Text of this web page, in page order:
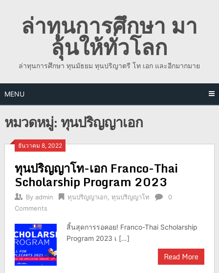
contentล่าทุนการศึกษา มา
ลุ้นให้ทั่วโลก
ล่าทุนการศึกษา ทุนมัธยม ทุนปริญาตรี โท เอก และอีกมากมาย
MENU
หมวดหมู่:ทุนปริญญาเอก
ธันวาคม 8, 2022
ทุนปริญญาโท-เอก Franco-Thai
Scholarship Program 2023
By admin ทุนปริญญาเอก ทุนปริญญาโท
0
Comments
สิ้นสุดการรอคอย! Franco-Thai Scholarship
Program 2023 เ […]
Read More